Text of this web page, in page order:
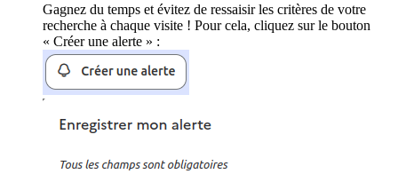
Gagnez du temps et évitez de ressaisir les critères de votre
recherche à chaque visite ! Pour cela, cliquez sur le bouton
« Créer une alerte » :